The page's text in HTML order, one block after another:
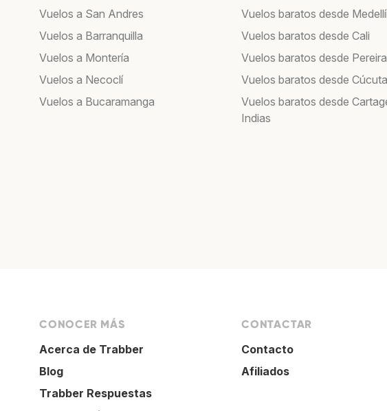
Vuelos a San Andres
Vuelos a Barranquilla
Vuelos a Montería
Vuelos a Necoclí
Vuelos a Bucaramanga
Vuelos baratos desde
Vuelos baratos desde Cali
Vuelos baratos desde Pereira
Vuelos baratos desde Cúcuta
Vuelos baratos desde
Indias
CONOCER MÁS
Acerca de Trabber
Blog
Trabber Respuestas
CONTACTAR
Contacto
Afiliados